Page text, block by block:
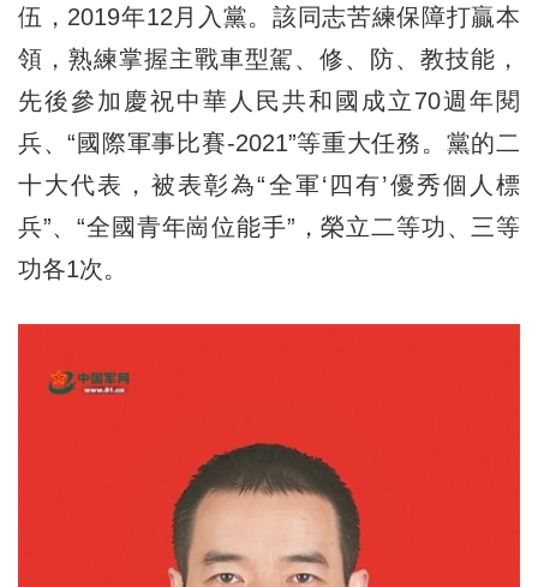
伍，2019年12月入黨。該同志苦練保障打贏本
領，熟練掌握主戰車型駕、修、防、教技能，
先後參加慶祝中華人民共和國成立70週年閱
兵、“國際軍事比賽-2021”等重大任務。黨的二
十大代表，被表彰為“全軍‘四有’優秀個人標
兵”、“全國青年崗位能手”，榮立二等功、三等
功各1次。